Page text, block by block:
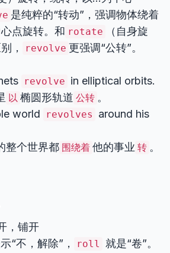
是纯粹的“转动”，强调物体绕着
点旋转。和 rotate
（自身旋
，
revolve 更强调“公转”。
revolve in elliptical orbits.
以 椭圆形轨道 公转 。
world
revolves
around his
整个世界都 围绕着 他的事业 转 。
，铺开
“不，解除”， roll
就是“卷”。